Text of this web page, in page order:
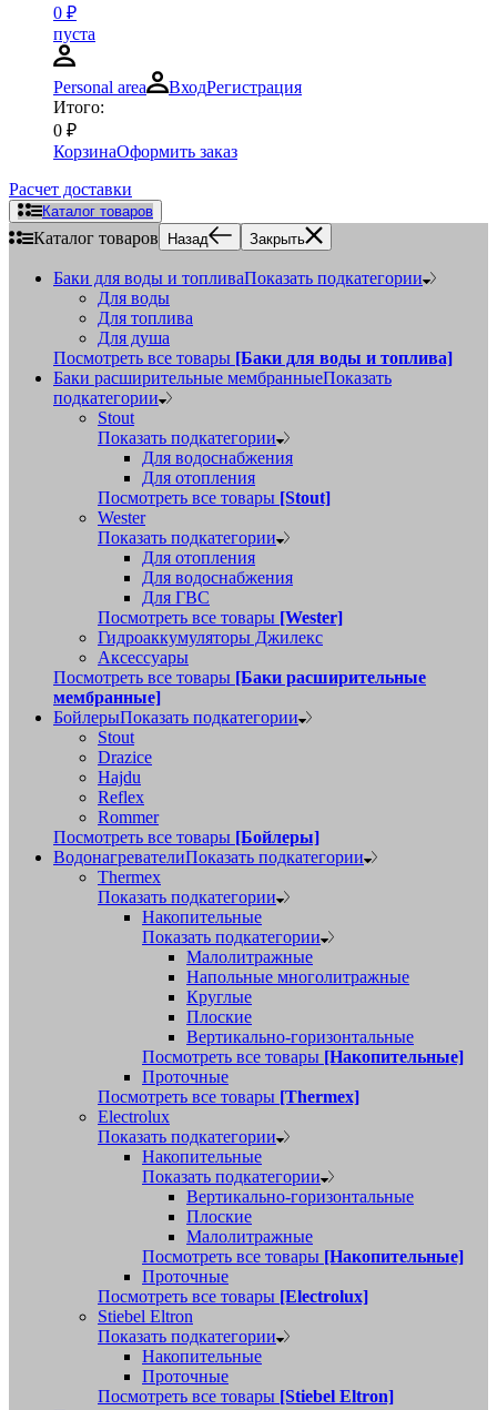
0 ₽
пуста
Personal area ВходРегистрация
Итого:
0 ₽
КорзинаОформить заказ
Расчет доставки
Каталог товаров
Каталог товаров Назад Закрыть
Баки для воды и топливаПоказать подкатегории
Для воды
Для топлива
Для душа
Посмотреть все товары [Баки для воды и топлива]
Баки расширительные мембранныеПоказать
подкатегории
Stout
Показать подкатегории
Для водоснабжения
Для отопления
Посмотреть все товары [Stout]
Wester
Показать подкатегории
Для отопления
Для водоснабжения
Для ГВС
Посмотреть все товары [Wester]
Гидроаккумуляторы Джилекс
Аксессуары
Посмотреть все товары [Баки расширительные
мембранные]
БойлерыПоказать подкатегории
Stout
Drazice
Hajdu
Reflex
Rommer
Посмотреть все товары [Бойлеры]
ВодонагревателиПоказать подкатегории
Thermex
Показать подкатегории
Накопительные
Показать подкатегории
Малолитражные
Напольные многолитражные
Круглые
Плоские
Вертикально-горизонтальные
Посмотреть все товары [Накопительные]
Проточные
Посмотреть все товары [Thermex]
Electrolux
Показать подкатегории
Накопительные
Показать подкатегории
Вертикально-горизонтальные
Плоские
Малолитражные
Посмотреть все товары [Накопительные]
Проточные
Посмотреть все товары [Electrolux]
Stiebel Eltron
Показать подкатегории
Накопительные
Проточные
Посмотреть все товары [Stiebel Eltron]